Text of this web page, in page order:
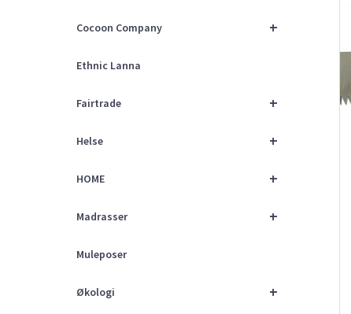
+
Cocoon Company
Ethnic Lanna
+
Fairtrade
+
Helse
+
HOME
+
Madrasser
Muleposer
+
Økologi